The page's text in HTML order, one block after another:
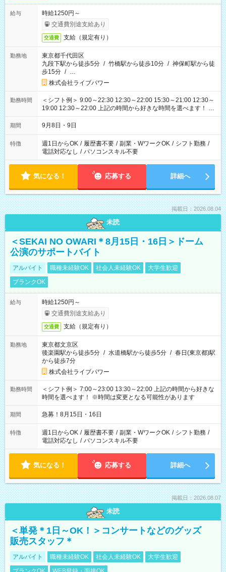
給与
時給1250円～
交通費別途支給あり
交通費 支給（規定有り）
勤務地
東京都千代田区
九段下駅から徒歩5分 / 竹橋駅から徒歩10分 / 神保町駅から徒
歩15分 / …
株式会社ライブパワー
勤務時間
＜シフト例＞ 9:00～22:30 12:30～22:00 15:30～21:00 12:30～
19:00 12:30～22:00 上記の時間から好きな時間を選べます！ ※
時間は変更となる可能性があります
期間 9月8日・9日
特徴 週1日からOK / 履歴書不要 / 副業・WワークOK / シフト勤務 /
電話対応なし / パソコンスキル不要
気になる！ 応募する 詳細へ
掲載日：2026.08.04
未読
＜SEKAI NO OWARI＊8月15日・16日＞ドーム
公演のサポートバイト
アルバイト 職種未経験OK 社会人未経験OK
大学生歓迎
ブランクOK
給与
時給1250円～
交通費別途支給あり
交通費 支給（規定有り）
勤務地
東京都文京区
後楽園駅から徒歩5分 / 水道橋駅から徒歩5分 / 春日(東京都)駅
から徒歩7分
株式会社ライブパワー
勤務時間
＜シフト例＞ 7:00～23:00 13:30～22:00 上記の時間から好きな
時間を選べます！ ※時間は変更となる可能性があります
期間 急募！8月15日・16日
特徴 週1日からOK / 履歴書不要 / 副業・WワークOK / シフト勤務 /
電話対応なし / パソコンスキル不要
気になる！ 応募する 詳細へ
掲載日：2026.08.07
未読
＜単発＊1日～OK！＞コンサートなどのグッズ
販売スタッフ＊
アルバイト 職種未経験OK 社会人未経験OK
大学生歓迎